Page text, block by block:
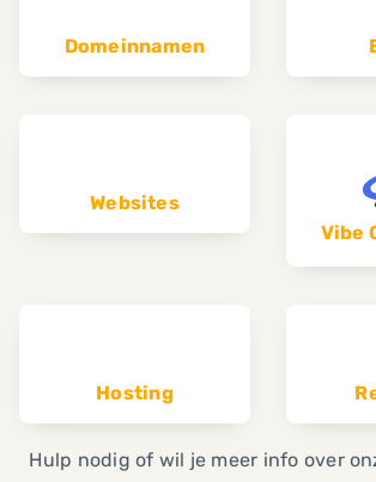
Domeinnamen
Websites
Vibe
Hosting
Hulp nodig of wil je meer info over